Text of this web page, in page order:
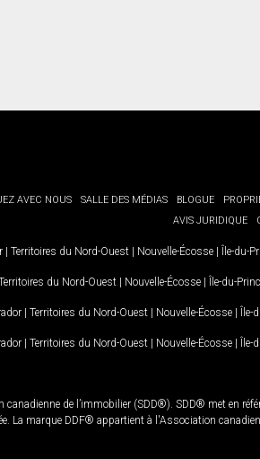
AVEC NOUS SALLE DES MÉDIAS BLOGUE
AVIS JURIDIQUE
| Territoires du Nord-Ouest | Nouvelle-Écosse | Île-du-
du Nord-Ouest | Nouvelle-Écosse | Île-du-
| Territoires du Nord-Ouest | Nouvelle-Écosse | Île-
| Territoires du Nord-Ouest | Nouvelle-Écosse | Île-
de l’immobilier (SDD®). SDD® met en
marque DDF® appartient à l'Association